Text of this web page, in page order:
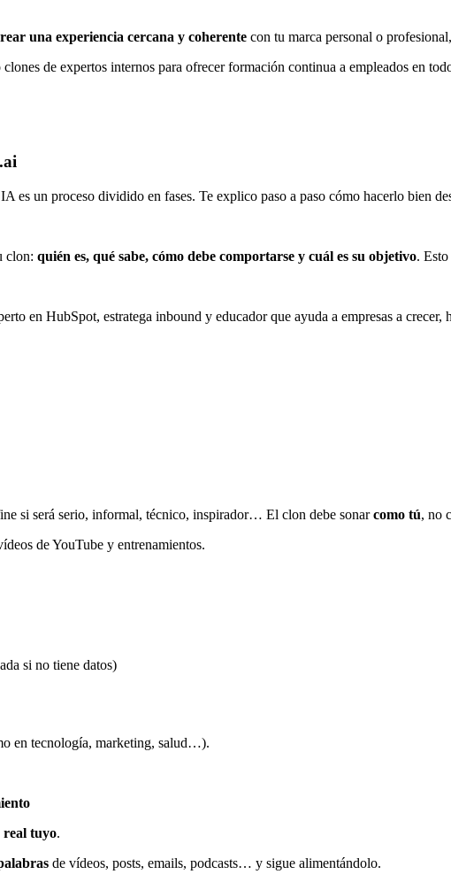
una experiencia cercana y coherente con tu marca personal o
de expertos internos para ofrecer formación continua a empleados en
es un proceso dividido en fases. Te explico paso a paso cómo hacerlo bien
clon: quién es, qué sabe, cómo debe comportarse y cuál es su objetivo.
en HubSpot, estratega inbound y educador que ayuda a empresas a
si será serio, informal, técnico, inspirador… El clon debe sonarcomo tú, no
de YouTube y entrenamientos.
si no tiene datos)
en tecnología, marketing, salud…).
real tuyo.
de vídeos, posts, emails, podcasts… y sigue alimentándolo.